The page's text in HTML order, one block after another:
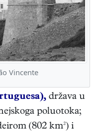
Vincente
država u
poluotoka;
(802 km²) i